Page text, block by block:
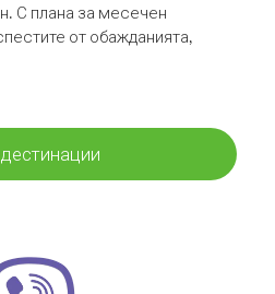
С плана за месечен
от обажданията,